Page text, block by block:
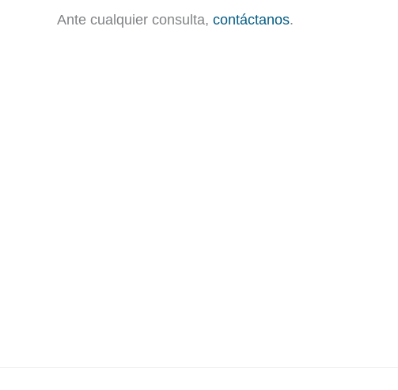
Ante cualquier consulta, contáctanos.